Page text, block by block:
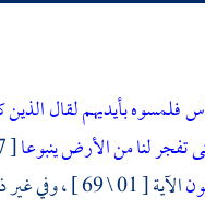
فلمسوه بأيديهم لقال الذين
لنا من الأرض ينبوعا
الآية [ 01 \ 69 ] ، وفي غير ذلك .